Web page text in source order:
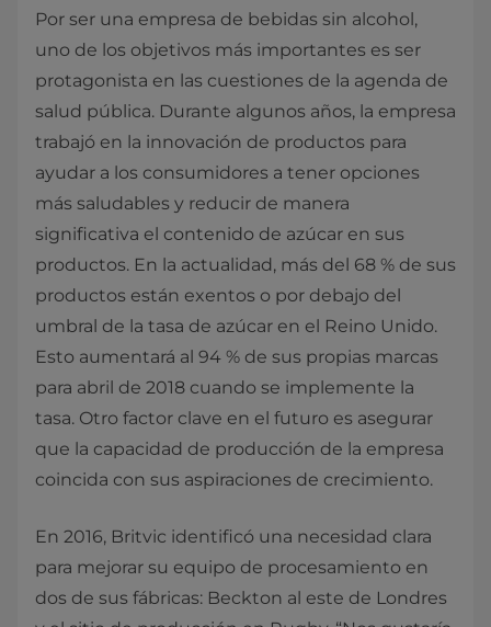
Por ser una empresa de bebidas sin alcohol,
uno de los objetivos más importantes es ser
protagonista en las cuestiones de la agenda de
salud pública. Durante algunos años, la empresa
trabajó en la innovación de productos para
ayudar a los consumidores a tener opciones
más saludables y reducir de manera
significativa el contenido de azúcar en sus
productos. En la actualidad, más del 68 % de sus
productos están exentos o por debajo del
umbral de la tasa de azúcar en el Reino Unido.
Esto aumentará al 94 % de sus propias marcas
para abril de 2018 cuando se implemente la
tasa. Otro factor clave en el futuro es asegurar
que la capacidad de producción de la empresa
coincida con sus aspiraciones de crecimiento.
En 2016, Britvic identificó una necesidad clara
para mejorar su equipo de procesamiento en
dos de sus fábricas: Beckton al este de Londres